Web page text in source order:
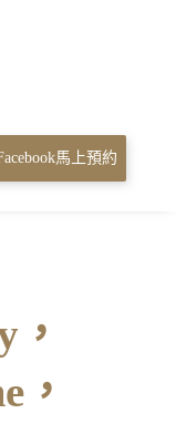
馬上預約
，